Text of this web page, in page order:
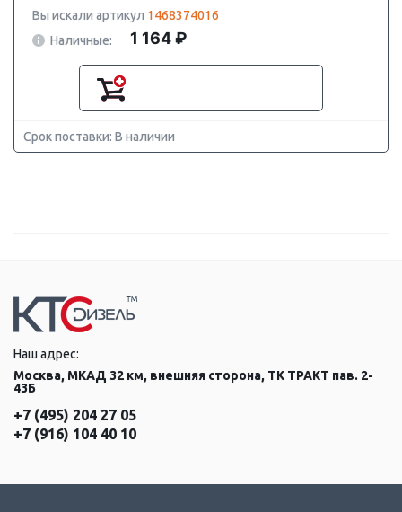
Вы искали артикул 1468374016
Наличные:
1 164 ₽
Срок поставки: В наличии
Наш адрес:
Москва, МКАД 32 км, внешняя сторона, ТК ТРАКТ пав. 2-
43Б
+7 (495) 204 27 05
+7 (916) 104 40 10